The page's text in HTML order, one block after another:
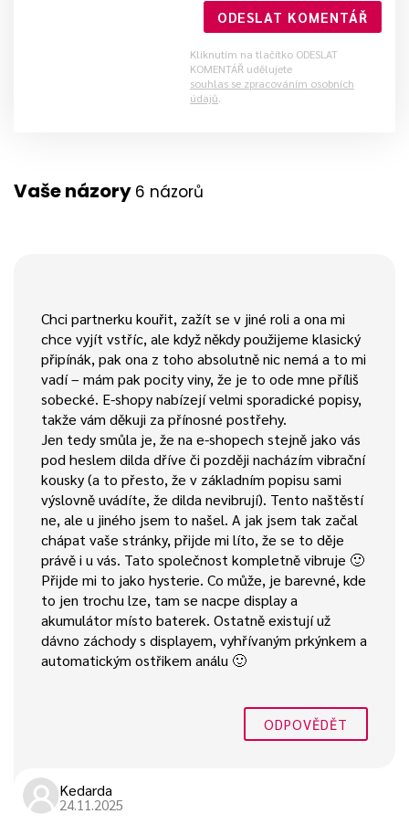
ODESLAT KOMENTÁŘ
Kliknutím na tlačítko ODESLAT
KOMENTÁŘ udělujete
souhlas se zpracováním osobních
údajů.
Vaše názory 6 názorů
Chci partnerku kouřit, zažít se v jiné roli a ona mi
chce vyjít vstříc, ale když někdy použijeme klasický
připínák, pak ona z toho absolutně nic nemá a to mi
vadí – mám pak pocity viny, že je to ode mne příliš
sobecké. E-shopy nabízejí velmi sporadické popisy,
takže vám děkuji za přínosné postřehy.
Jen tedy smůla je, že na e-shopech stejně jako vás
pod heslem dilda dříve či později nacházím vibrační
kousky (a to přesto, že v základním popisu sami
výslovně uvádíte, že dilda nevibrují). Tento naštěstí
ne, ale u jiného jsem to našel. A jak jsem tak začal
chápat vaše stránky, přijde mi líto, že se to děje
právě i u vás. Tato společnost kompletně vibruje 🙂
Přijde mi to jako hysterie. Co může, je barevné, kde
to jen trochu lze, tam se nacpe display a
akumulátor místo baterek. Ostatně existují už
dávno záchody s displayem, vyhřívaným prkýnkem a
automatickým ostřikem análu 🙂
ODPOVĚDĚT
Kedarda
24.11.2025